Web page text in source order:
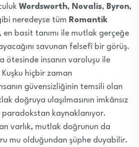
Wordsworth, Novalis, Byron,
neredeyse tüm Romantik
basit tanımı ile mutlak gerçeğe
savunan felsefî bir görüş.
ötesinde insanın varoluşu ile
hiçbir zaman
güvensizliğinin temsili olan
doğruya ulaşılmasının imkânsız
paradokstan kaynaklanıyor.
varlık, mutlak doğrunun da
mu olduğundan şüphe duyabilir.